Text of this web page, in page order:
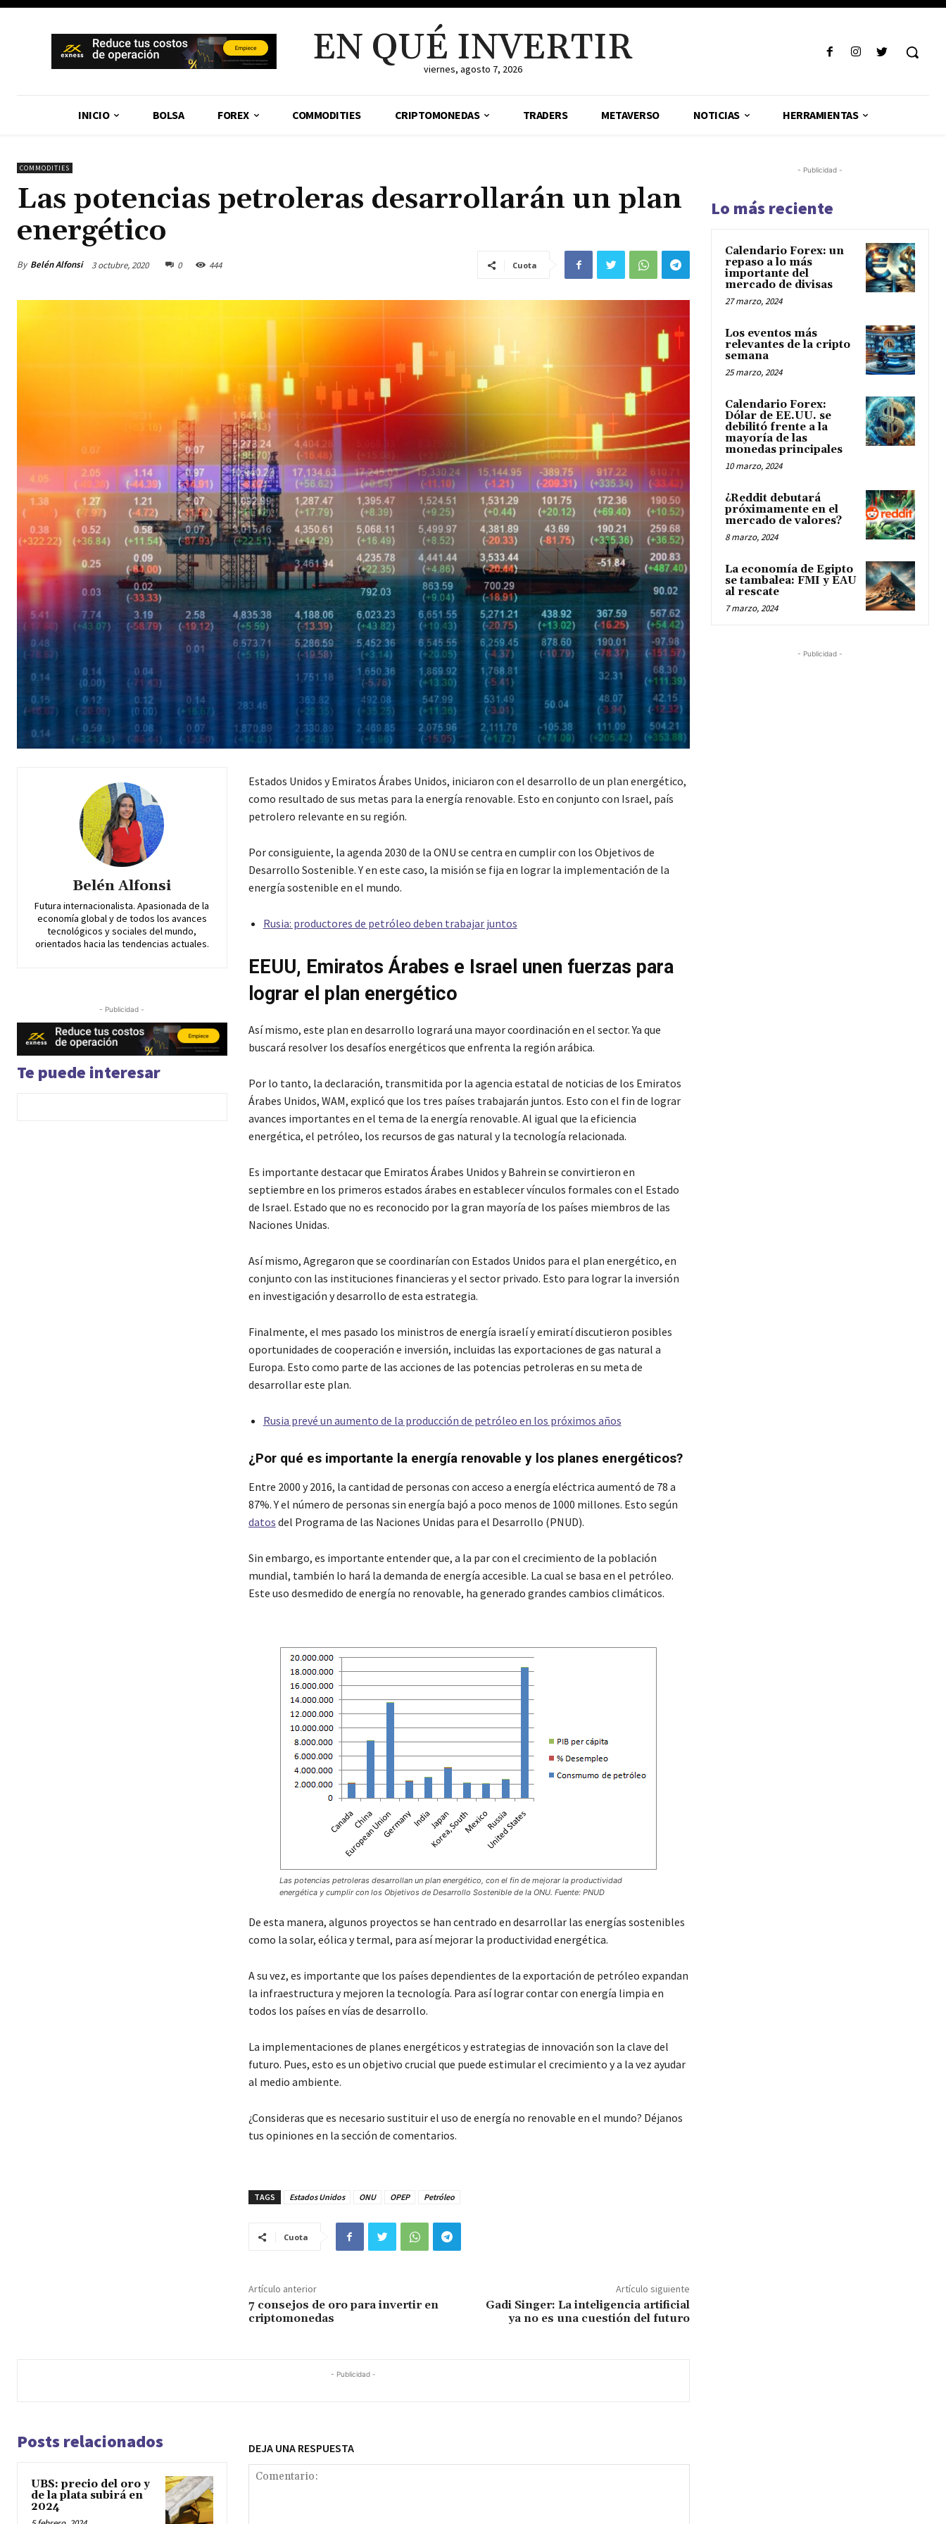
EN QUÉ INVERTIR
viernes, agosto 7, 2026
INICIO BOLSA FOREX COMMODITIES CRIPTOMONEDAS TRADERS METAVERSO NOTICIAS HERRAMIENTAS
COMMODITIES
Las potencias petroleras desarrollarán un plan
energético
By Belén Alfonsi 3 octubre, 2020 0 444 Cuota
Belén Alfonsi
Futura internacionalista. Apasionada de la
economía global y de todos los avances
tecnológicos y sociales del mundo,
orientados hacia las tendencias actuales.
- Publicidad -
Te puede interesar
Estados Unidos y Emiratos Árabes Unidos, iniciaron con el desarrollo de un plan energético,
como resultado de sus metas para la energía renovable. Esto en conjunto con Israel, país
petrolero relevante en su región.
Por consiguiente, la agenda 2030 de la ONU se centra en cumplir con los Objetivos de
Desarrollo Sostenible. Y en este caso, la misión se fija en lograr la implementación de la
energía sostenible en el mundo.
Rusia: productores de petróleo deben trabajar juntos
EEUU, Emiratos Árabes e Israel unen fuerzas para
lograr el plan energético
Así mismo, este plan en desarrollo logrará una mayor coordinación en el sector. Ya que
buscará resolver los desafíos energéticos que enfrenta la región arábica.
Por lo tanto, la declaración, transmitida por la agencia estatal de noticias de los Emiratos
Árabes Unidos, WAM, explicó que los tres países trabajarán juntos. Esto con el fin de lograr
avances importantes en el tema de la energía renovable. Al igual que la eficiencia
energética, el petróleo, los recursos de gas natural y la tecnología relacionada.
Es importante destacar que Emiratos Árabes Unidos y Bahrein se convirtieron en
septiembre en los primeros estados árabes en establecer vínculos formales con el Estado
de Israel. Estado que no es reconocido por la gran mayoría de los países miembros de las
Naciones Unidas.
Así mismo, Agregaron que se coordinarían con Estados Unidos para el plan energético, en
conjunto con las instituciones financieras y el sector privado. Esto para lograr la inversión
en investigación y desarrollo de esta estrategia.
Finalmente, el mes pasado los ministros de energía israelí y emiratí discutieron posibles
oportunidades de cooperación e inversión, incluidas las exportaciones de gas natural a
Europa. Esto como parte de las acciones de las potencias petroleras en su meta de
desarrollar este plan.
Rusia prevé un aumento de la producción de petróleo en los próximos años
¿Por qué es importante la energía renovable y los planes energéticos?
Entre 2000 y 2016, la cantidad de personas con acceso a energía eléctrica aumentó de 78 a
87%. Y el número de personas sin energía bajó a poco menos de 1000 millones. Esto según
datos del Programa de las Naciones Unidas para el Desarrollo (PNUD).
Sin embargo, es importante entender que, a la par con el crecimiento de la población
mundial, también lo hará la demanda de energía accesible. La cual se basa en el petróleo.
Este uso desmedido de energía no renovable, ha generado grandes cambios climáticos.
Las potencias petroleras desarrollan un plan energético, con el fin de mejorar la productividad
energética y cumplir con los Objetivos de Desarrollo Sostenible de la ONU. Fuente: PNUD
De esta manera, algunos proyectos se han centrado en desarrollar las energías sostenibles
como la solar, eólica y termal, para así mejorar la productividad energética.
A su vez, es importante que los países dependientes de la exportación de petróleo expandan
la infraestructura y mejoren la tecnología. Para así lograr contar con energía limpia en
todos los países en vías de desarrollo.
La implementaciones de planes energéticos y estrategias de innovación son la clave del
futuro. Pues, esto es un objetivo crucial que puede estimular el crecimiento y a la vez ayudar
al medio ambiente.
¿Consideras que es necesario sustituir el uso de energía no renovable en el mundo? Déjanos
tus opiniones en la sección de comentarios.
TAGS Estados Unidos ONU OPEP Petróleo
Cuota
Artículo anterior
7 consejos de oro para invertir en
criptomonedas
Artículo siguiente
Gadi Singer: La inteligencia artificial
ya no es una cuestión del futuro
- Publicidad -
Posts relacionados
UBS: precio del oro y
de la plata subirá en
2024
DEJA UNA RESPUESTA
- Publicidad -
Lo más reciente
Calendario Forex: un
repaso a lo más
importante del
mercado de divisas
27 marzo, 2024
Los eventos más
relevantes de la cripto
semana
25 marzo, 2024
Calendario Forex:
Dólar de EE.UU. se
debilitó frente a la
mayoría de las
monedas principales
10 marzo, 2024
¿Reddit debutará
próximamente en el
mercado de valores?
8 marzo, 2024
La economía de Egipto
se tambalea: FMI y EAU
al rescate
7 marzo, 2024
- Publicidad -